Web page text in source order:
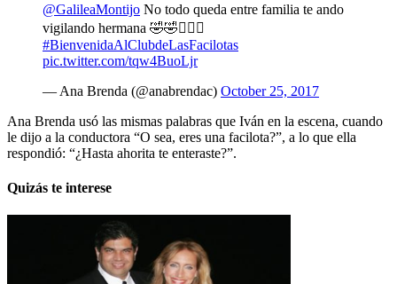
@GalileaMontijo No todo queda entre familia te ando
vigilando hermana 🤣🤣🤷🏻‍♀️
#BienvenidaAlClubdeLasFacilotas
pic.twitter.com/tqw4BuoLjr
— Ana Brenda (@anabrendac) October 25, 2017
Ana Brenda usó las mismas palabras que Iván en la escena, cuando
le dijo a la conductora “O sea, eres una facilota?”, a lo que ella
respondió: “¿Hasta ahorita te enteraste?”.
Quizás te interese